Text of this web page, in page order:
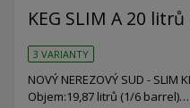
KEG SLIM A 20
3 VARIANTY
NOVÝ NEREZOVÝ SUD -
Objem:19,87 litrů (1/6 barrel)…